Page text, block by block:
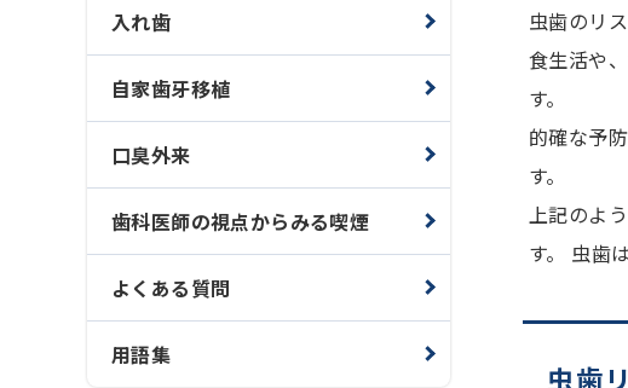
入れ歯
自家歯牙移植
口臭外来
歯科医師の視点からみる喫煙
よくある質問
用語集
虫歯のリ
食生活や
す。
的確な予
す。
上記のよ
す。 虫歯
虫歯